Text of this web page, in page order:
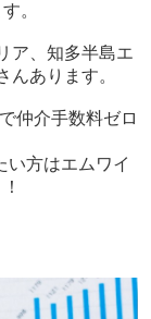
。
ア、知多半島エ
んあります。
仲介手数料ゼロ
い方はエムワイ